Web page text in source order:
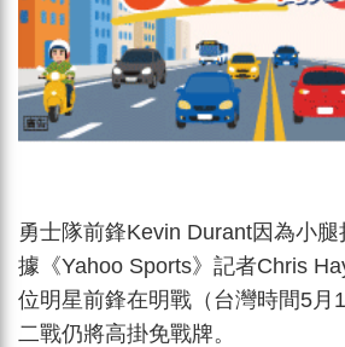
勇士隊前鋒Kevin Durant因為小
據《Yahoo Sports》記者Chris
位明星前鋒在明戰（台灣時間5月
二戰仍將高掛免戰牌。